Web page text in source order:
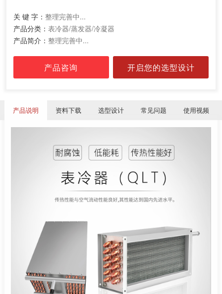
关 键 字： 整理完善中...
产品分类： 表冷器/蒸发器/冷凝器
产品简介： 整理完善中...
产品咨询 开启您的选型设计
产品说明 资料下载 选型设计 常见问题 使用视频